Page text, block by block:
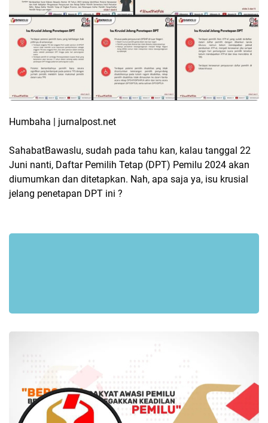
Humbaha | jurnalpost.net
SahabatBawaslu, sudah pada tahu kan, kalau tanggal 22
Juni nanti, Daftar Pemilih Tetap (DPT) Pemilu 2024 akan
diumumkan dan ditetapkan. Nah, apa saja ya, isu krusial
jelang penetapan DPT ini ?